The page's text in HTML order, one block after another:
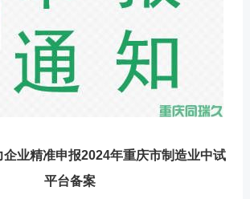
业精准申报2024年重庆市制造业中试
平台备案